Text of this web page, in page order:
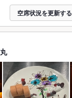
空席状況を更新する